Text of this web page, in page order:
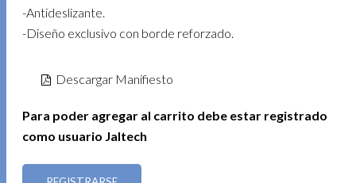
-Antideslizante.
-Diseño exclusivo con borde reforzado.
Descargar Manifiesto
Para poder agregar al carrito debe estar registrado
como usuario Jaltech